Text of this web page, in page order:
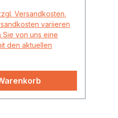
Versandkosten.
variieren
von uns eine
den aktuellen